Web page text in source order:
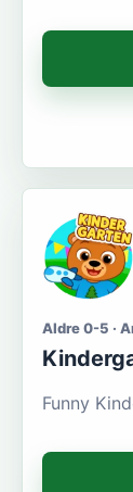
Aldre 0-5 ·
Funny